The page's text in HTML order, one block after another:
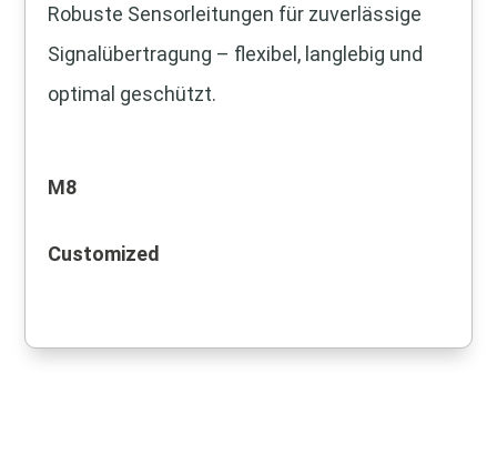
Robuste Sensorleitungen für zuverlässige
Signalübertragung – flexibel, langlebig und
optimal geschützt.
M8
Customized